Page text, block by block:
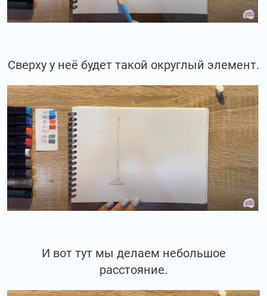
Сверху у неё будет такой округлый элемент.
И вот тут мы делаем небольшое
расстояние.